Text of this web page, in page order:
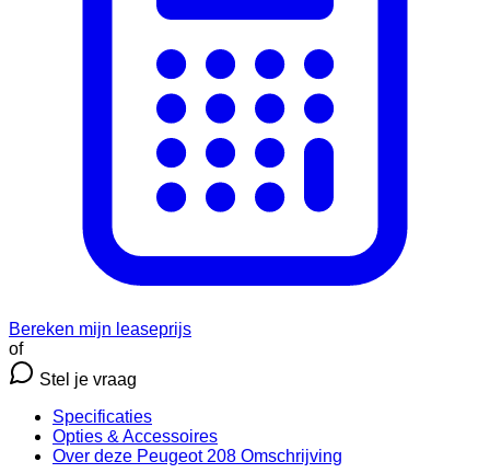
Bereken mijn leaseprijs
of
Stel je vraag
Specificaties
Opties & Accessoires
Over deze Peugeot 208 Omschrijving